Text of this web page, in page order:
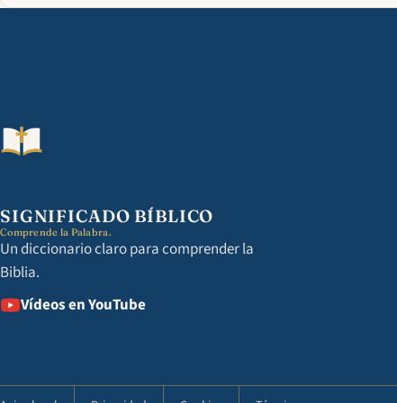
SIGNIFICADO BÍBLICO
Comprende la Palabra.
Un diccionario claro para comprender la
Biblia.
Vídeos en YouTube